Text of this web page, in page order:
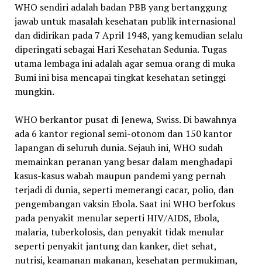
WHO sendiri adalah badan PBB yang bertanggung
jawab untuk masalah kesehatan publik internasional
dan didirikan pada 7 April 1948, yang kemudian selalu
diperingati sebagai Hari Kesehatan Sedunia. Tugas
utama lembaga ini adalah agar semua orang di muka
Bumi ini bisa mencapai tingkat kesehatan setinggi
mungkin.
WHO berkantor pusat di Jenewa, Swiss. Di bawahnya
ada 6 kantor regional semi-otonom dan 150 kantor
lapangan di seluruh dunia. Sejauh ini, WHO sudah
memainkan peranan yang besar dalam menghadapi
kasus-kasus wabah maupun pandemi yang pernah
terjadi di dunia, seperti memerangi cacar, polio, dan
pengembangan vaksin Ebola. Saat ini WHO berfokus
pada penyakit menular seperti HIV/AIDS, Ebola,
malaria, tuberkolosis, dan penyakit tidak menular
seperti penyakit jantung dan kanker, diet sehat,
nutrisi, keamanan makanan, kesehatan permukiman,